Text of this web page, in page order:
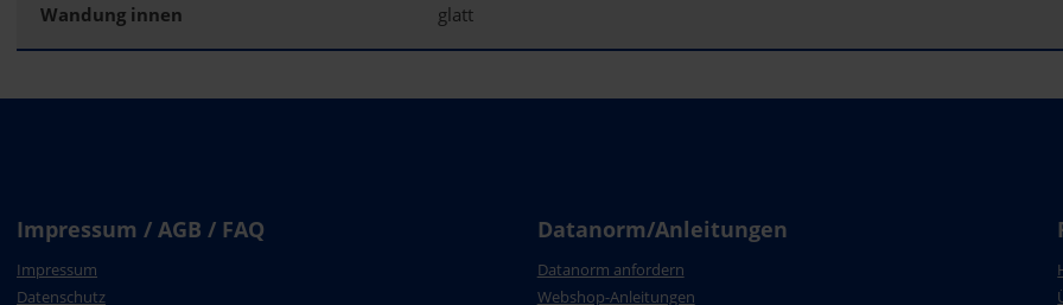
Wandung innen glatt
Impressum / AGB / FAQ
Impressum
Datenschutz
Datanorm/Anleitungen
Datanorm anfordern
Webshop-Anleitungen